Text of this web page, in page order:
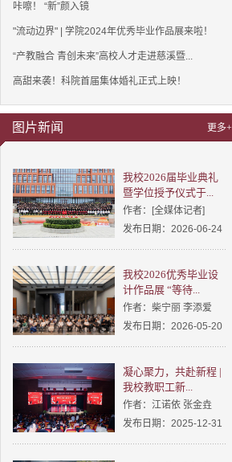
咔嚓！ “新”颜入镜
"流动边界" | 学院2024年优秀毕业作品展来啦！
“产教融合 青创未来”高校人才走进慈溪暨...
高甜来袭！科院首届集体婚礼正式上映！
图片新闻 更多+
我校2026届毕业典礼
暨学位授予仪式于...
作者：[全媒体记者]
发布日期：2026-06-24
我校2026优秀毕业设
计作品展 “等待...
作者：柴宁丽 李添爱
发布日期：2026-05-20
凝心聚力，共赴新程 |
我校教职工新...
作者：江诺依 张金垚
发布日期：2025-12-31